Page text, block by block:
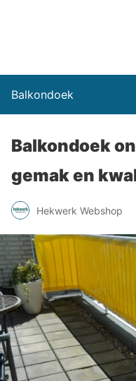
Balkondoek
Balkondoek
gemak en
Hekwerk Webshop